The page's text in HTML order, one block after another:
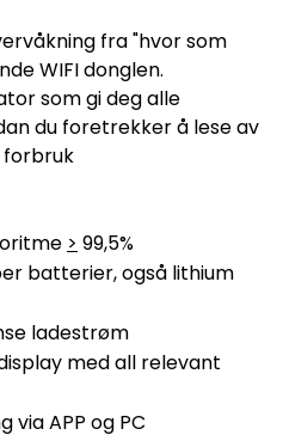
fra "hvor som
WIFI donglen.
som gi deg alle
du foretrekker å lese av
forbruk
> 99,5%
batterier, også lithium
ladestrøm
med all relevant
APP og PC